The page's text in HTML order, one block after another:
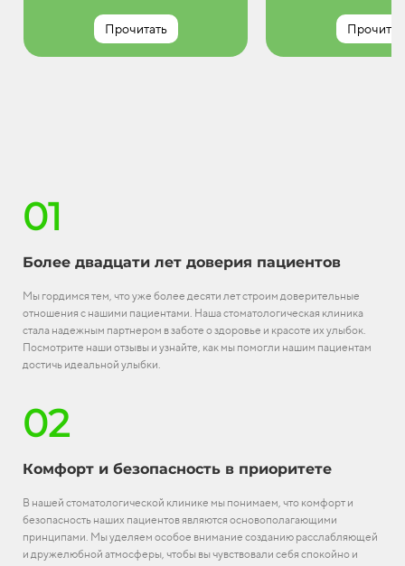
Прочитать
01
Более двадцати лет доверия пациентов
Мы гордимся тем, что уже более десяти лет строим доверительные
отношения с нашими пациентами. Наша стоматологическая клиника
стала надежным партнером в заботе о здоровье и красоте их улыбок.
Посмотрите наши отзывы и узнайте, как мы помогли нашим пациентам
достичь идеальной улыбки.
02
Комфорт и безопасность в приоритете
В нашей стоматологической клинике мы понимаем, что комфорт и
безопасность наших пациентов являются основополагающими
принципами. Мы уделяем особое внимание созданию расслабляющей
и дружелюбной атмосферы, чтобы вы чувствовали себя спокойно и